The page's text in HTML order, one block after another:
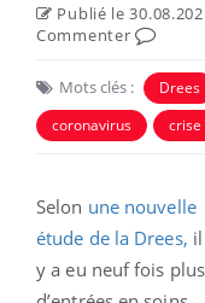
Publié le
Commenter
Mots clés : Drees
coronavirus
crise
Selon une nouvelle
étude de la Drees, il
y a eu neuf fois plus